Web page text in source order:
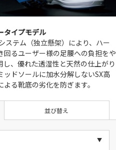
タイプモデル
ステム（独立懸架）により、ハー
回るユーザー様の足腰への負担をや
、優れた透湿性と天然の仕上がり
ドソールに加水分解しないSX高
る靴底の劣化を防ぎます。
並び替え